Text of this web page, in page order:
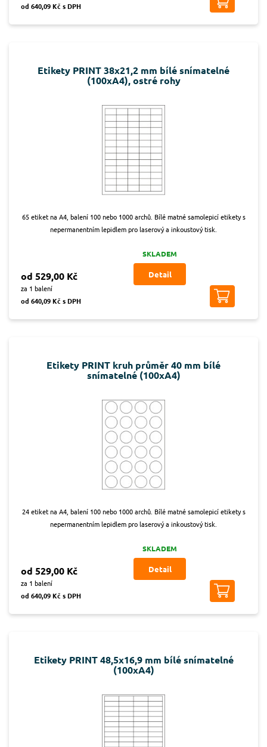
od 640,09 Kč s DPH
Etikety PRINT 38x21,2 mm bílé snímatelné
(100xA4), ostré rohy
65 etiket na A4, balení 100 nebo 1000 archů. Bílé matné samolepicí etikety s
nepermanentním lepidlem pro laserový a inkoustový tisk.
od 529,00 Kč
za 1 balení
od 640,09 Kč s DPH
SKLADEM
Detail
Etikety PRINT kruh průměr 40 mm bílé
snímatelné (100xA4)
24 etiket na A4, balení 100 nebo 1000 archů. Bílé matné samolepicí etikety s
nepermanentním lepidlem pro laserový a inkoustový tisk.
od 529,00 Kč
za 1 balení
od 640,09 Kč s DPH
SKLADEM
Detail
Etikety PRINT 48,5x16,9 mm bílé snímatelné
(100xA4)